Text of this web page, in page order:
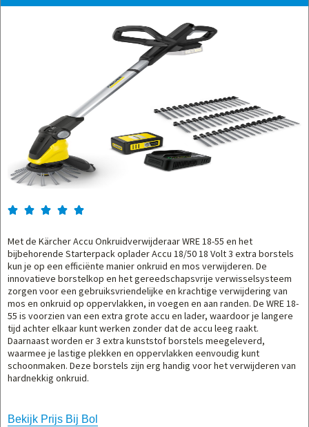
    
Met de Kärcher Accu Onkruidverwijderaar WRE 18-55 en het
bijbehorende Starterpack oplader Accu 18/50 18 Volt 3 extra borstels
kun je op een efficiënte manier onkruid en mos verwijderen. De
innovatieve borstelkop en het gereedschapsvrije verwisselsysteem
zorgen voor een gebruiksvriendelijke en krachtige verwijdering van
mos en onkruid op oppervlakken, in voegen en aan randen. De WRE 18-
55 is voorzien van een extra grote accu en lader, waardoor je langere
tijd achter elkaar kunt werken zonder dat de accu leeg raakt.
Daarnaast worden er 3 extra kunststof borstels meegeleverd,
waarmee je lastige plekken en oppervlakken eenvoudig kunt
schoonmaken. Deze borstels zijn erg handig voor het verwijderen van
hardnekkig onkruid.
Bekijk Prijs Bij Bol